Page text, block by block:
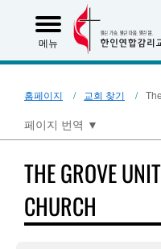
메뉴
홈페이지 교회 찾기
페이지 번역 ▼
THE GROVE
CHURCH